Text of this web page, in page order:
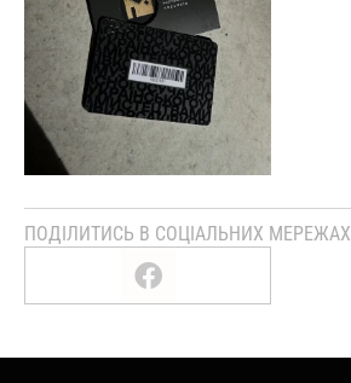
ПОДІЛИТИСЬ В СОЦІАЛЬНИХ МЕРЕЖАХ